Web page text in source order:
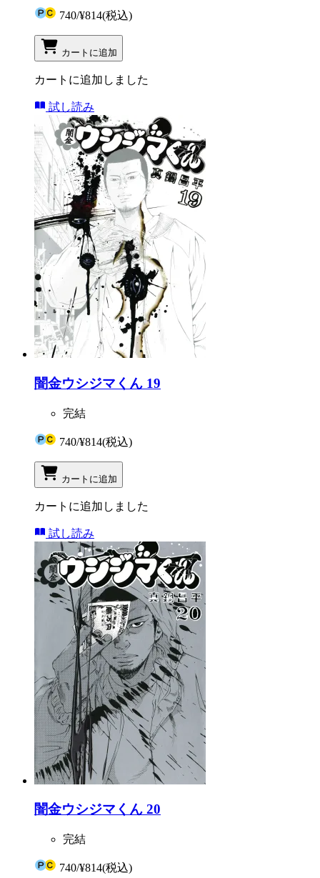
740/¥814(税込)
カートに追加
カートに追加しました
試し読み
闇金ウシジマくん 19
完結
740/¥814(税込)
カートに追加
カートに追加しました
試し読み
闇金ウシジマくん 20
完結
740/¥814(税込)